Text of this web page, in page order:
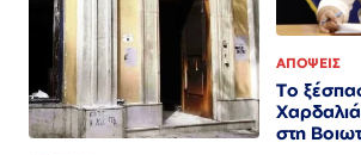
ΑΠΟΨΕΙΣ
Το
στη